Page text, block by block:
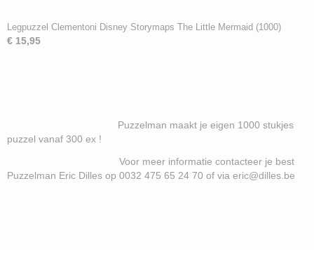
Legpuzzel Clementoni Disney Storymaps The Little Mermaid (1000)
€ 15,95
Puzzelman maakt je eigen 1000 stukjes
puzzel vanaf 300 ex !
Voor meer informatie contacteer je best
Puzzelman Eric Dilles op 0032 475 65 24 70 of via eric@dilles.be